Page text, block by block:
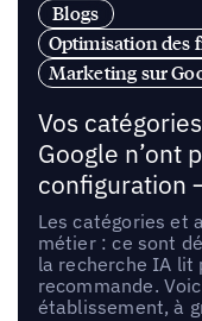
Blogs
Optimisation des
Marketing sur
Vos
Google n’ont
configuration
Les catégories et
métier : ce sont
la recherche IA lit
recommande.
établissement, à